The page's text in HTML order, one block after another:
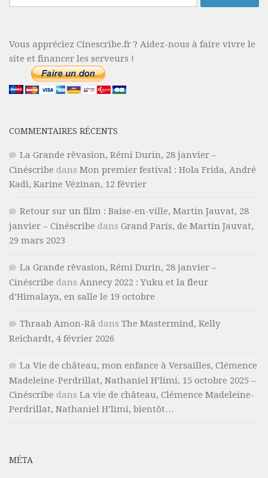
Vous appréciez Cinescribe.fr ? Aidez-nous à faire vivre le
site et financer les serveurs !
COMMENTAIRES RÉCENTS
La Grande rêvasion, Rémi Durin, 28 janvier –
Cinéscribe dans Mon premier festival : Hola Frida, André
Kadi, Karine Vézinan, 12 février
Retour sur un film : Baise-en-ville, Martin Jauvat, 28
janvier – Cinéscribe dans Grand Paris, de Martin Jauvat,
29 mars 2023
La Grande rêvasion, Rémi Durin, 28 janvier –
Cinéscribe dans Annecy 2022 : Yuku et la fleur
d’Himalaya, en salle le 19 octobre
Thraab Amon-Râ dans The Mastermind, Kelly
Reichardt, 4 février 2026
La Vie de château, mon enfance à Versailles, Clémence
Madeleine-Perdrillat, Nathaniel H’limi, 15 octobre 2025 –
Cinéscribe dans La vie de château, Clémence Madeleine-
Perdrillat, Nathaniel H’limi, bientôt…
MÉTA